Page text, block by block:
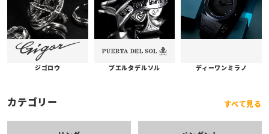
ジゴロウ プエルタデルソル ディーワンミラノ
カテゴリー すべて見る